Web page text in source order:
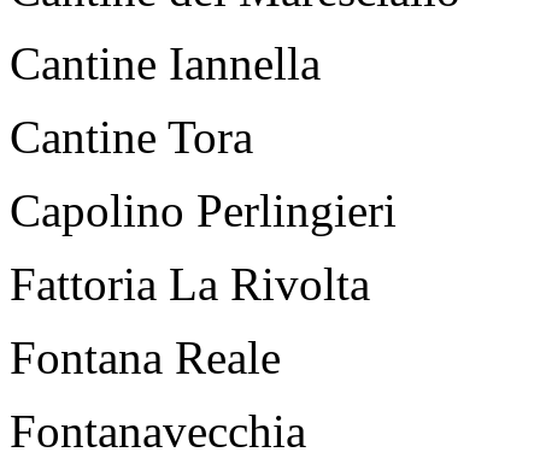
Cantine Iannella
Cantine Tora
Capolino Perlingieri
Fattoria La Rivolta
Fontana Reale
Fontanavecchia